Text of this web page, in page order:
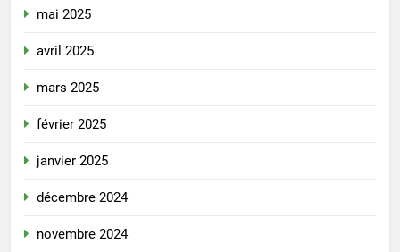
mai 2025
avril 2025
mars 2025
février 2025
janvier 2025
décembre 2024
novembre 2024